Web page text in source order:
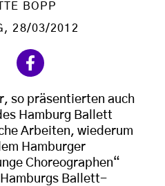
BOPP
, 28/03/2012
so präsentierten auch
Hamburg Ballett
Arbeiten, wiederum
Hamburger
Choreographen“
Ballett-